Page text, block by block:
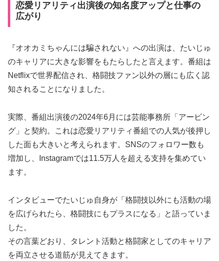
恋愛リアリティ出演後の知名度アップと仕事の
広がり
『オオカミちゃんには騙されない』への出演は、たいじゅ
のキャリアに大きな影響をもたらしたと言えます。番組は
Netflixで世界配信され、格闘技ファン以外の層にも広く認
知されることになりました。
実際、番組出演後の2024年6月には芸能事務所「アービン
グ」と契約。これは恋愛リアリティ番組での人気が後押し
した面も大きいと考えられます。SNSのフォロワー数も
増加し、Instagramでは11.5万人を超える支持を集めてい
ます。
インタビューでたいじゅ自身が「格闘技以外にも活動の場
を広げられたら、格闘技にもプラスになる」と語っていま
した。
その言葉どおり、タレント活動と格闘家としてのキャリア
を両立させる道筋が見えてきます。